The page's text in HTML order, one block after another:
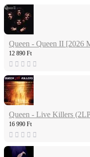
Queen - Queen II [2026
12 890 Ft
Queen - Live Killers
16 990 Ft